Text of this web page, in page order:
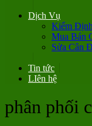
Dịch Vụ
Kiểm
Mua Bán
Sửa Cân
Tin tức
LIên hệ
phân phối